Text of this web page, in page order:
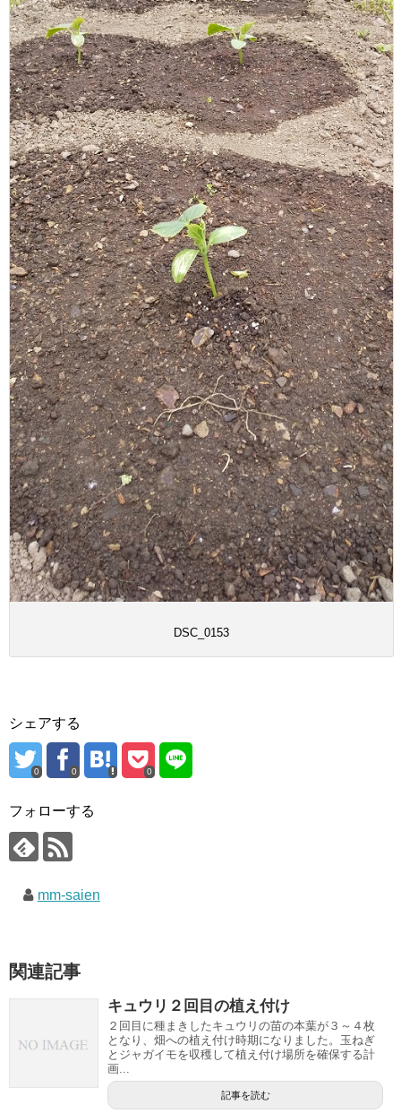
DSC_0153
シェアする
0 0 0
フォローする
mm-saien
関連記事
キュウリ２回目の植え付け
２回目に種まきしたキュウリの苗の本葉が３～４枚
となり、畑への植え付け時期になりました。玉ねぎ
とジャガイモを収穫して植え付け場所を確保する計
画...
記事を読む